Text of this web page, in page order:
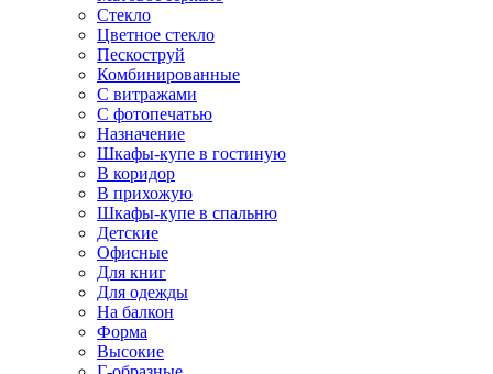
Стекло
Цветное стекло
Пескоструй
Комбинированные
С витражами
С фотопечатью
Назначение
Шкафы-купе в гостиную
В коридор
В прихожую
Шкафы-купе в спальню
Детские
Офисные
Для книг
Для одежды
На балкон
Форма
Высокие